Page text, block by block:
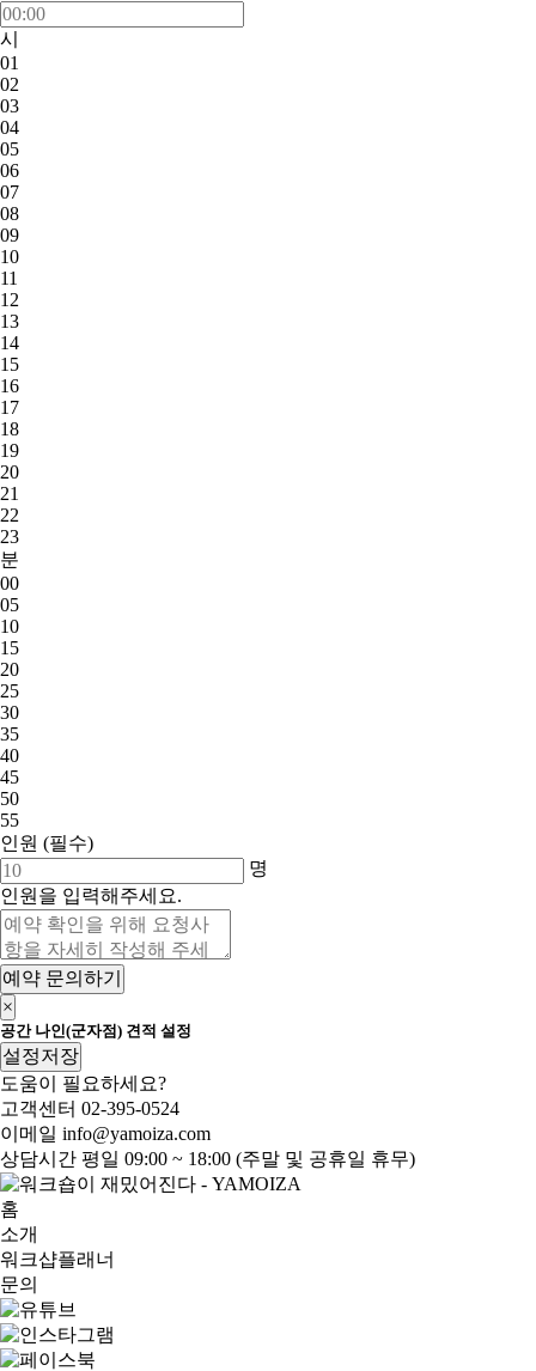
시
01
02
03
04
05
06
07
08
09
10
11
12
13
14
15
16
17
18
19
20
21
22
23
분
00
05
10
15
20
25
30
35
40
45
50
55
인원 (필수)
명
인원을 입력해주세요.
예약 문의하기
×
공간 나인(군자점) 견적 설정
설정저장
도움이 필요하세요?
고객센터 02-395-0524
이메일 info@yamoiza.com
상담시간 평일 09:00 ~ 18:00 (주말 및 공휴일 휴무)
홈
소개
워크샵플래너
문의